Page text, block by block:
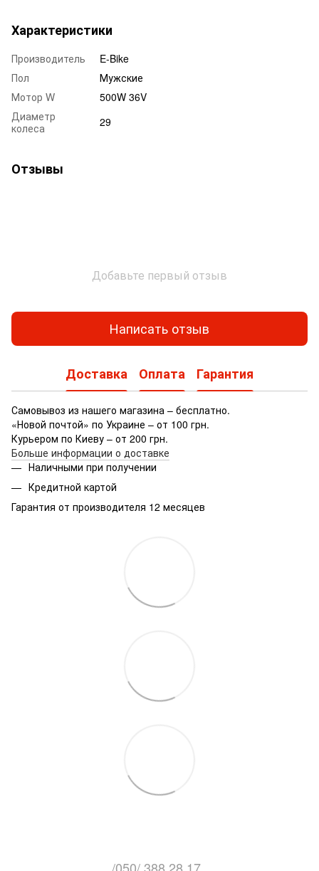
Характеристики
Производитель
E-Bike
Пол
Мужские
Мотор W
500W 36V
Диаметр
колеса
29
Отзывы
Добавьте первый отзыв
Написать отзыв
Доставка Оплата Гарантия
Самовывоз из нашего магазина – бесплатно.
«Новой почтой» по Украине – от 100 грн.
Курьером по Киеву – от 200 грн.
Больше информации о доставке
Наличными при получении
Кредитной картой
Гарантия от производителя 12 месяцев
/050/ 388 28 17